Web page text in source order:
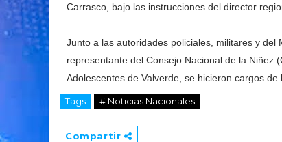
Carrasco, bajo las instrucciones del director
Junto a las autoridades policiales, militares y
representante del Consejo Nacional de la Niñez
Adolescentes de Valverde, se hicieron cargos
Tags # Noticias Nacionales
Compartir